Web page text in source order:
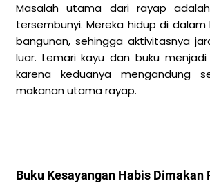
Masalah utama dari rayap
tersembunyi. Mereka hidup di
bangunan, sehingga aktivitasnya
luar. Lemari kayu dan buku
karena keduanya mengandung
makanan utama rayap.
Buku Kesayangan Habis Dimakan